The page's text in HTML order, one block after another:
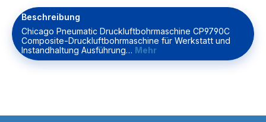
Beschreibung
Chicago Pneumatic Druckluftbohrmaschine CP9790C
Composite-Druckluftbohrmaschine für Werkstatt und
Instandhaltung Ausführung… Mehr